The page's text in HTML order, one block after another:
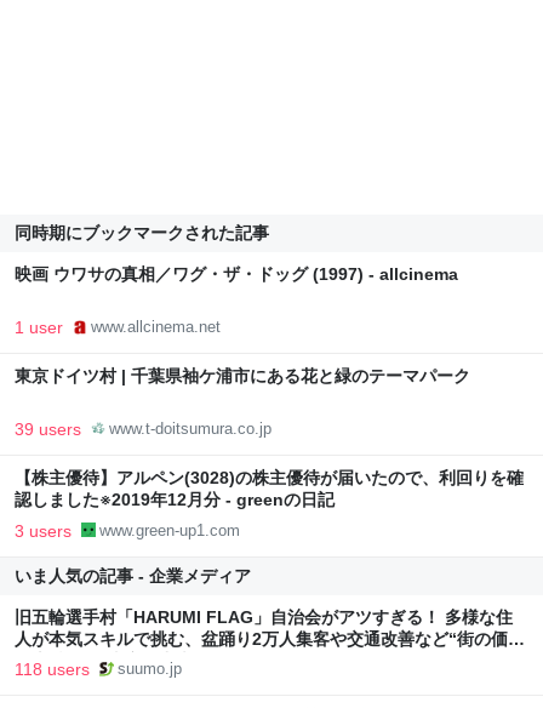
同時期にブックマークされた記事
映画 ウワサの真相／ワグ・ザ・ドッグ (1997) - allcinema
1 user www.allcinema.net
東京ドイツ村 | 千葉県袖ケ浦市にある花と緑のテーマパーク
39 users www.t-doitsumura.co.jp
【株主優待】アルペン(3028)の株主優待が届いたので、利回りを確
認しました※2019年12月分 - greenの日記
3 users www.green-up1.com
いま人気の記事 - 企業メディア
旧五輪選手村「HARUMI FLAG」自治会がアツすぎる！ 多様な住
人が本気スキルで挑む、盆踊り2万人集客や交通改善など“街の価値
向上”戦略 東京・中央区
118 users suumo.jp